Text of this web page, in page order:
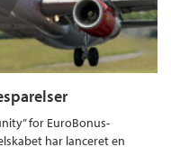
for EuroBonus-
har lanceret en